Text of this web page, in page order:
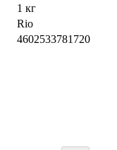
1 кг
Rio
4602533781720